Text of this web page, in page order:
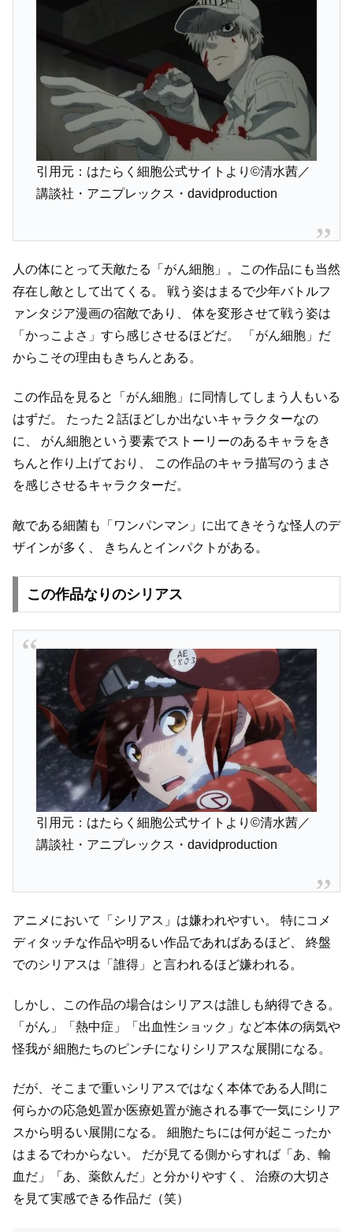
引用元：はたらく細胞公式サイトより©清水茜／
講談社・アニプレックス・davidproduction
人の体にとって天敵たる「がん細胞」。この作品にも当然
存在し敵として出てくる。
戦う姿はまるで少年バトルフ
ァンタジア漫画の宿敵であり、
体を変形させて戦う姿は
「かっこよさ」すら感じさせるほどだ。
「がん細胞」だ
からこその理由もきちんとある。
この作品を見ると「がん細胞」に同情してしまう人もいる
はずだ。
たった２話ほどしか出ないキャラクターなの
に、
がん細胞という要素でストーリーのあるキャラをき
ちんと作り上げており、
この作品のキャラ描写のうまさ
を感じさせるキャラクターだ。
敵である細菌も「ワンパンマン」に出てきそうな怪人のデ
ザインが多く、
きちんとインパクトがある。
この作品なりのシリアス
引用元：はたらく細胞公式サイトより©清水茜／
講談社・アニプレックス・davidproduction
アニメにおいて「シリアス」は嫌われやすい。
特にコメ
ディタッチな作品や明るい作品であればあるほど、
終盤
でのシリアスは「誰得」と言われるほど嫌われる。
しかし、この作品の場合はシリアスは誰しも納得できる。
「がん」「熱中症」「出血性ショック」など本体の病気や
怪我が 細胞たちのピンチになりシリアスな展開になる。
だが、そこまで重いシリアスではなく本体である人間に
何らかの応急処置か医療処置が施される事で一気にシリア
スから明るい展開になる。
細胞たちには何が起こったか
はまるでわからない。
だが見てる側からすれば「あ、輸
血だ」「あ、薬飲んだ」と分かりやすく、
治療の大切さ
を見て実感できる作品だ（笑）